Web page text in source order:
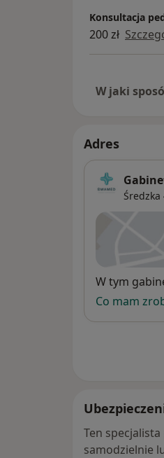
Konsultacja
200 zł
W jaki
Adres
Średzka
W tym
Co mam
Ten
samodzielnie